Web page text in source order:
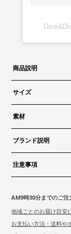
商品説明
サイズ
素材
ブランド説明
注意事項
AM9時30分までのご注
地域ごとのお届け目安
お支払い方法・送料や